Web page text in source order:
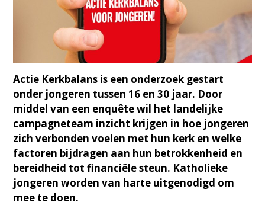
Actie Kerkbalans is een onderzoek gestart
onder jongeren tussen 16 en 30 jaar. Door
middel van een enquête wil het landelijke
campagneteam inzicht krijgen in hoe jongeren
zich verbonden voelen met hun kerk en welke
factoren bijdragen aan hun betrokkenheid en
bereidheid tot financiële steun. Katholieke
jongeren worden van harte uitgenodigd om
mee te doen.